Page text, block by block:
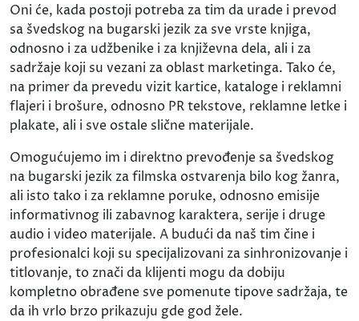
Oni će, kada postoji potreba za tim da urade i prevod
sa švedskog na bugarski jezik za sve vrste knjiga,
odnosno i za udžbenike i za književna dela, ali i za
sadržaje koji su vezani za oblast marketinga. Tako će,
na primer da prevedu vizit kartice, kataloge i reklamni
flajeri i brošure, odnosno PR tekstove, reklamne letke i
plakate, ali i sve ostale slične materijale.
Omogućujemo im i direktno prevođenje sa švedskog
na bugarski jezik za filmska ostvarenja bilo kog žanra,
ali isto tako i za reklamne poruke, odnosno emisije
informativnog ili zabavnog karaktera, serije i druge
audio i video materijale. A budući da naš tim čine i
profesionalci koji su specijalizovani za sinhronizovanje i
titlovanje, to znači da klijenti mogu da dobiju
kompletno obrađene sve pomenute tipove sadržaja, te
da ih vrlo brzo prikazuju gde god žele.